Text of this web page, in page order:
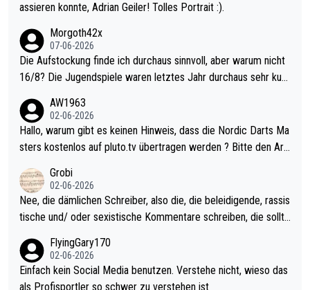
assieren konnte, Adrian Geiler! Tolles Portrait :).
Morgoth42x
07-06-2026
Die Aufstockung finde ich durchaus sinnvoll, aber warum nicht
16/8? Die Jugendspiele waren letztes Jahr durchaus sehr kurz
Allerdings ist Mitchell Lawrie als Nummer 1 der Welt eh qualifi
ziert. Somit ändert die automatische Qualifikation des Weltmei
sters erstmal nichts. Ich denke sie wollen damit für nächstes J
ohl wenig WDF Turniere spielen. Dies war bei Archie Self letzt
es Jahr der Fall. Er musste als amtierender Weltmeister durch
den Qualifier und ich glaube kaum, dass Mitchel sich das (in Ve
el hat.
AW1963
02-06-2026
Hallo, warum gibt es keinen Hinweis, dass die Nordic Darts Ma
sters kostenlos auf pluto.tv übertragen werden ? Bitte den Arti
Grobi
02-06-2026
Nee, die dämlichen Schreiber, also die, die beleidigende, rassis
tische und/ oder sexistische Kommentare schreiben, die sollte
s Leben in den Griff kriegen. Nur eins wundert mich: Luke Little
r war doch neulich erst derjenige, der über Social Media GvV p
rovoziert hat. Und Littlers Mutter schießt öfters mal gegen Ric
FlyingGary170
02-06-2026
Einfach kein Social Media benutzen. Verstehe nicht, wieso das
als Profisportler so schwer zu verstehen ist